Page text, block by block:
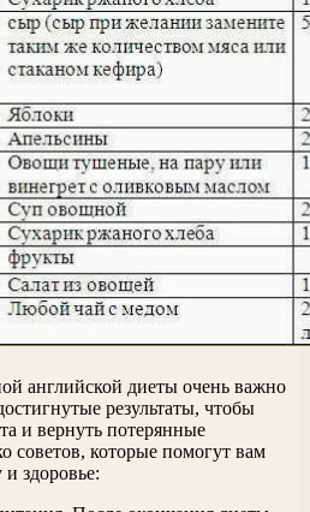
английской диеты очень важно
результаты, чтобы
и вернуть потерянные
советов, которые помогут вам
здоровье: